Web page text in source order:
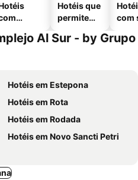
Hotéis que
permitem
com
Al Sur - by Grupo
Hotéis em Estepona
Hotéis em Rota
Hotéis em Rodada
Hotéis em Novo Sancti Petri